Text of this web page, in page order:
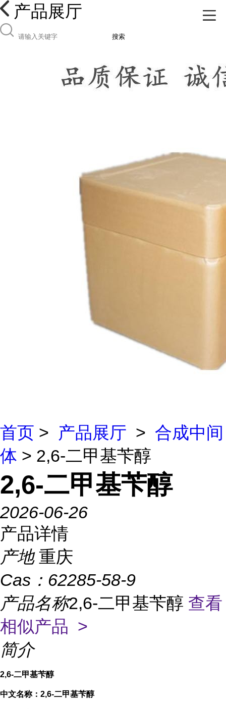
产品展厅
搜索
首页 > 产品展厅 > 合成中间
体 > 2,6-二甲基苄醇
2,6-二甲基苄醇
2026-06-26
产品详情
产地 重庆
Cas： 62285-58-9
产品名称2,6-二甲基苄醇 查看
相似产品 >
简介
2,6-二甲基苄醇
中文名称：2,6-二甲基苄醇